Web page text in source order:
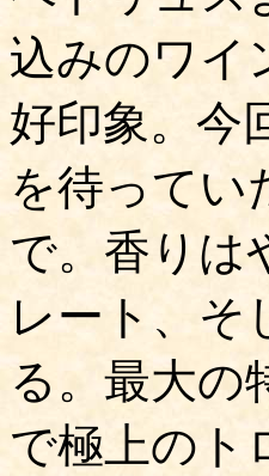
込みのワイ
好印象。今
を待ってい
で。香りは
レート、そ
る。最大の
で極上のト